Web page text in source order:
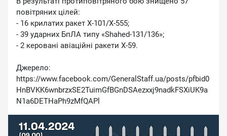
повітряних цілей:
- 16 крилатих ракет Х-101/Х-555;
- 39 ударних БпЛА типу «Shahed-131/136»;
- 2 керовані авіаційні ракети Х-59.
Джерело:
https://www.facebook.com/GeneralStaff.ua/posts/pfbid0
HnBVKK6wnbrzxSE2TuimGfBGnDSAezxxj9nadkFSXiUK9a
N1a6DETHaPh9zMfQAPl